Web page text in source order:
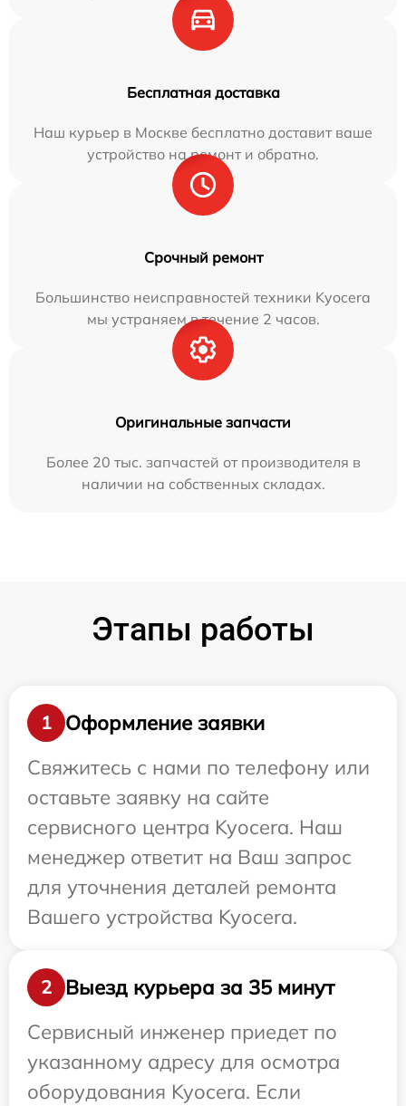
Бесплатная доставка
Наш курьер в Москве бесплатно доставит ваше
устройство на ремонт и обратно.
Срочный ремонт
Большинство неисправностей техники Kyocera
мы устраняем в течение 2 часов.
Оригинальные запчасти
Более 20 тыс. запчастей от производителя в
наличии на собственных складах.
Этапы работы
1
Оформление заявки
Свяжитесь с нами по телефону или
оставьте заявку на сайте
сервисного центра Kyocera. Наш
менеджер ответит на Ваш запрос
для уточнения деталей ремонта
Вашего устройства Kyocera.
2
Выезд курьера за 35 минут
Сервисный инженер приедет по
указанному адресу для осмотра
оборудования Kyocera. Если